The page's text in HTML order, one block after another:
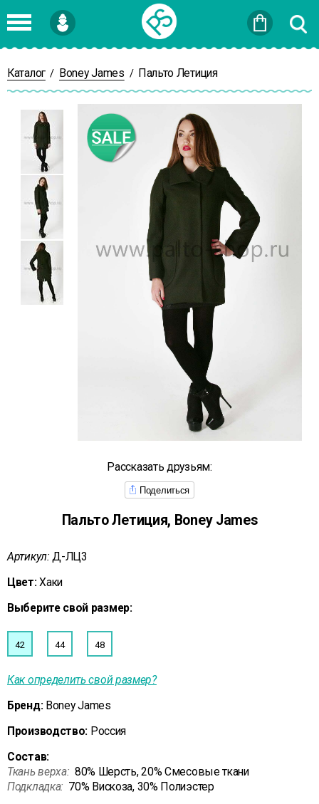
Войти
Каталог / Boney James / Пальто Летиция
Рассказать друзьям:
Поделиться
Пальто Летиция, Boney James
Артикул: Д-ЛЦ3
Цвет: Хаки
Выберите свой размер:
42 44 48
Как определить свой размер?
Бренд: Boney James
Производство: Россия
Состав:
Ткань верха: 80% Шерсть, 20% Смесовые ткани
Подкладка: 70% Вискоза, 30% Полиэстер